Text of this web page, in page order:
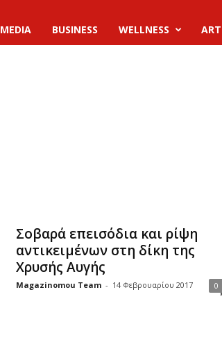
MEDIA BUSINESS WELLNESS ART
Σοβαρά επεισόδια και ρίψη
αντικειμένων στη δίκη της
Χρυσής Αυγής
Magazinomou Team - 14 Φεβρουαρίου 2017 0